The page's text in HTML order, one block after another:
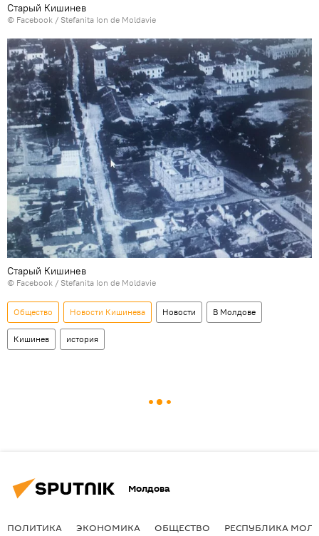
Старый Кишинев
© Facebook / Stefanita Ion de Moldavie
Старый Кишинев
© Facebook / Stefanita Ion de Moldavie
Общество Новости Кишинева Новости В Молдове
Кишинев история
Молдова
ПОЛИТИКА ЭКОНОМИКА ОБЩЕСТВО РЕСПУБЛИКА